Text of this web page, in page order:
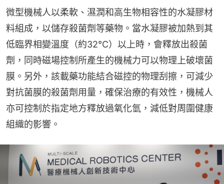
微型機械人以柔軟、濕潤和高生物相容性的水凝膠材
料組成，以儲存殺菌劑等藥物。當水凝膠被加熱到其
低臨界相變溫度（約32°C）以上時，會釋放出殺菌
劑，同時磁場控制所產生的機械力可以物理上破壞菌
膜。另外，該載藥功能結合磁控的物理刮擦，可減少
對抗菌膜的殺菌劑用量，確保治療的有效性，機械人
亦可控制於指定地方釋放過氧化氫，減低對周圍健康
組織的影響。